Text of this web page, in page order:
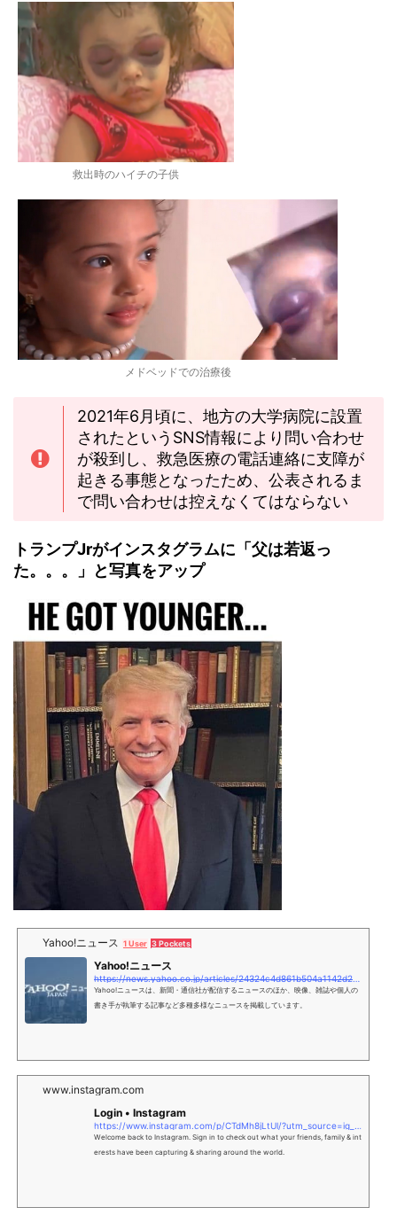
救出時のハイチの子供
メドベッドでの治療後
2021年6月頃に、地方の大学病院に設置
されたというSNS情報により問い合わせ
が殺到し、救急医療の電話連絡に支障が
起きる事態となったため、公表されるま
で問い合わせは控えなくてはならない
トランプJrがインスタグラムに「父は若返っ
た。。。」と写真をアップ
Yahoo!ニュース 1 User 3 Pockets
Yahoo!ニュース
https://news.yahoo.co.jp/articles/
Yahoo!ニュースは、新聞・通信社が配信するニュースのほか、映像、雑誌や個人の
書き手が執筆する記事など多種多様なニュースを掲載しています。
www.instagram.com
Login • Instagram
https://www.instagram.com/p/CTdMh8jLtUl/
Welcome back to Instagram. Sign in to check out what your friends, family & int
erests have been capturing & sharing around the world.